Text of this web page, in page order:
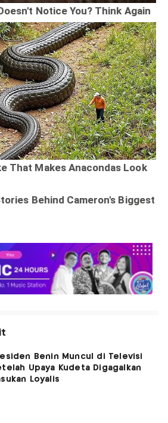
Benin Muncul di Televisi
Upaya Kudeta Digagalkan
Loyalis